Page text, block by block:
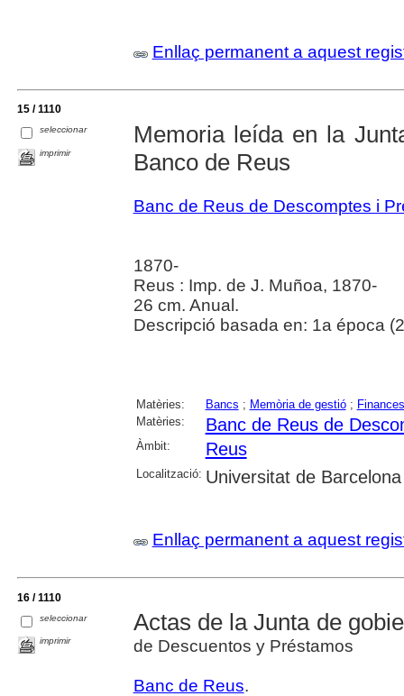
Enllaç permanent a aquest
15 / 1110
seleccionar
imprimir
Memoria leída en la
Banco de Reus
Banc de Reus de Descomptes i
1870-
Reus : Imp. de J. Muñoa, 1870-
26 cm. Anual.
Descripció basada en: 1a época
Matèries: Bancs ; Memòria de gestió; Finances
Matèries:
Banc de Reus de
Àmbit: Reus
Localització: Universitat de Barcelona
Enllaç permanent a aquest
16 / 1110
seleccionar
imprimir
Actas de la Junta de
de Descuentos y Préstamos
Banc de Reus.